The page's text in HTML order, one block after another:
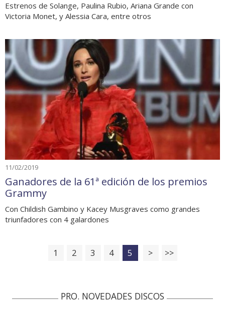
Estrenos de Solange, Paulina Rubio, Ariana Grande con
Victoria Monet, y Alessia Cara, entre otros
11/02/2019
Ganadores de la 61ª edición de los premios
Grammy
Con Childish Gambino y Kacey Musgraves como grandes
triunfadores con 4 galardones
1 2 3 4 5 > >>
PRO. NOVEDADES DISCOS